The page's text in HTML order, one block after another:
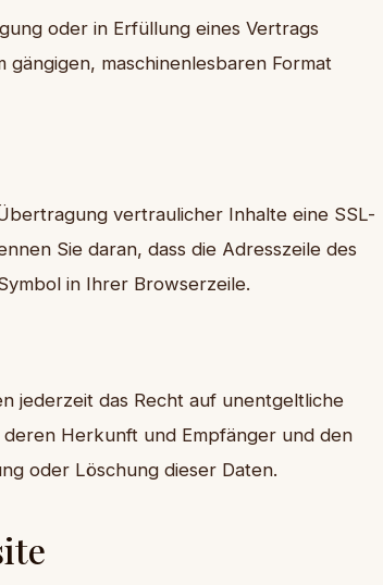
oder in Erfüllung eines Vertrags
maschinenlesbaren Format
vertraulicher Inhalte eine SSL-
Sie daran, dass die Adresszeile des
in Ihrer Browserzeile.
jederzeit das Recht auf unentgeltliche
Herkunft und Empfänger und den
oder Löschung dieser Daten.